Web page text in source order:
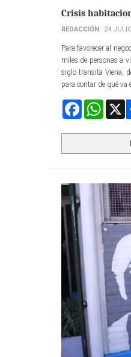
Crisis
REDACCIÓN 24
Para favorecer al
miles de personas a
siglo transita Viena,
para contar de qué va
Facebook